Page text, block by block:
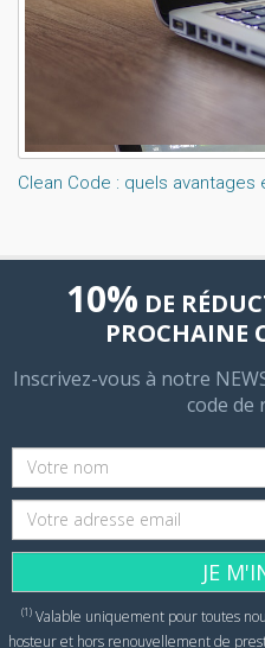
Clean Code : quels avantages
10% DE
PROCHAINE
Inscrivez-vous à notre
code de
JE
(1)Valable uniquement pour toutes
hosteur et hors renouvellement de